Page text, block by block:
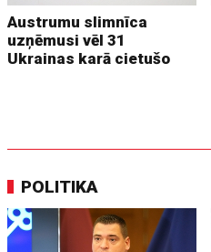
Austrumu slimnīca
uzņēmusi vēl 31
Ukrainas karā cietušo
POLITIKA